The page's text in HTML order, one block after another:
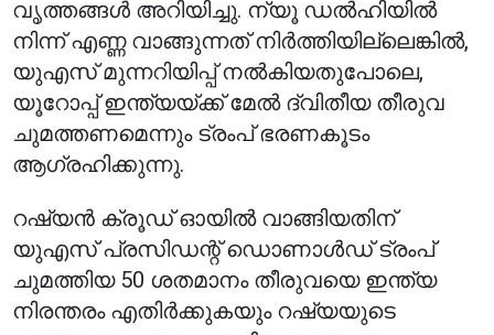
വൃത്തങ്ങൾ അറിയിച്ചു. ന്യൂ ഡൽഹിയിൽ
നിന്ന് എണ്ണ വാങ്ങുന്നത് നിർത്തിയില്ലെങ്കിൽ,
യുഎസ് മുന്നറിയിപ്പ് നൽകിയതുപോലെ,
യൂറോപ്പ് ഇന്ത്യയ്ക്ക് മേൽ ദ്വിതീയ തീരുവ
ചുമത്തണമെന്നും ട്രംപ് ഭരണകൂടം
ആഗ്രഹിക്കുന്നു.
റഷ്യൻ ക്രൂഡ് ഓയിൽ വാങ്ങിയതിന്
യുഎസ് പ്രസിഡന്റ് ഡൊണാൾഡ് ട്രംപ്
ചുമത്തിയ 50 ശതമാനം തീരുവയെ ഇന്ത്യ
നിരന്തരം എതിർക്കുകയും റഷ്യയുടെ